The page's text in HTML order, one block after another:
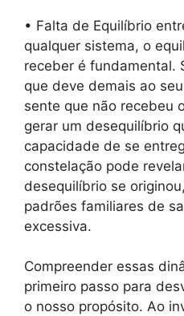
• Falta de Equilíbrio
qualquer sistema, o
receber é fundamental.
que deve demais ao
sente que não recebeu
gerar um desequilíbrio
capacidade de se
constelação pode
desequilíbrio se
padrões familiares de
excessiva.
Compreender essas
primeiro passo para
o nosso propósito. Ao